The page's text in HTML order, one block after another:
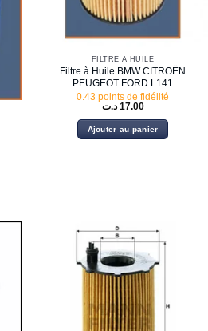
FILTRE À HUILE
Filtre à Huile BMW CITROËN
PEUGEOT FORD L141
0.43 points de fidélité
17.00 د.ت
Ajouter au panier